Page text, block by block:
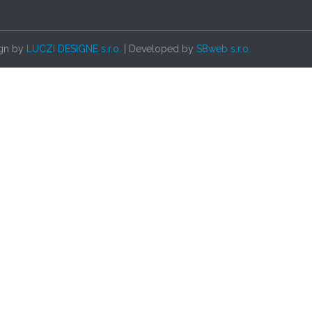
by LUCZI DESIGNE s.r.o. | Developed by SBweb s.r.o.